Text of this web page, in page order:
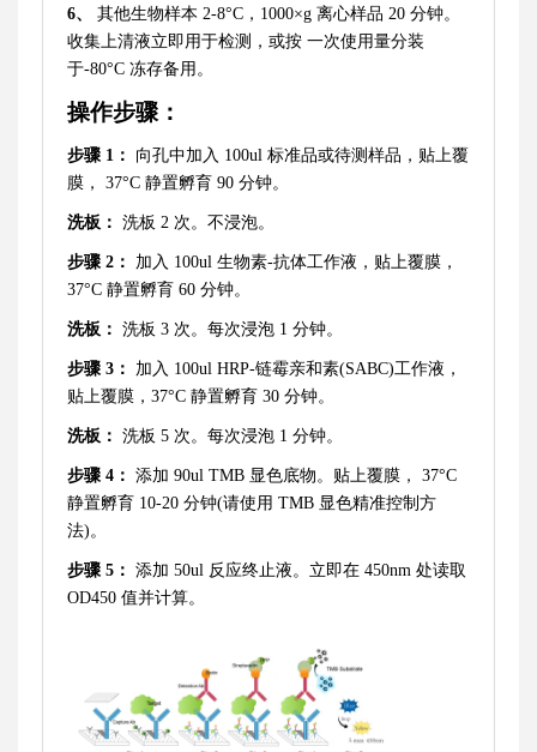
6、 其他生物样本 2-8°C，1000×g 离心样品 20 分钟。
收集上清液立即用于检测，或按 一次使用量分装
于-80°C 冻存备用。
操作步骤：
步骤 1： 向孔中加入 100ul 标准品或待测样品，贴上覆
膜， 37°C 静置孵育 90 分钟。
洗板： 洗板 2 次。不浸泡。
步骤 2： 加入 100ul 生物素-抗体工作液，贴上覆膜，
37°C 静置孵育 60 分钟。
洗板： 洗板 3 次。每次浸泡 1 分钟。
步骤 3： 加入 100ul HRP-链霉亲和素(SABC)工作液，
贴上覆膜，37°C 静置孵育 30 分钟。
洗板： 洗板 5 次。每次浸泡 1 分钟。
步骤 4： 添加 90ul TMB 显色底物。贴上覆膜， 37°C
静置孵育 10-20 分钟(请使用 TMB 显色精准控制方
法)。
步骤 5： 添加 50ul 反应终止液。立即在 450nm 处读取
OD450 值并计算。